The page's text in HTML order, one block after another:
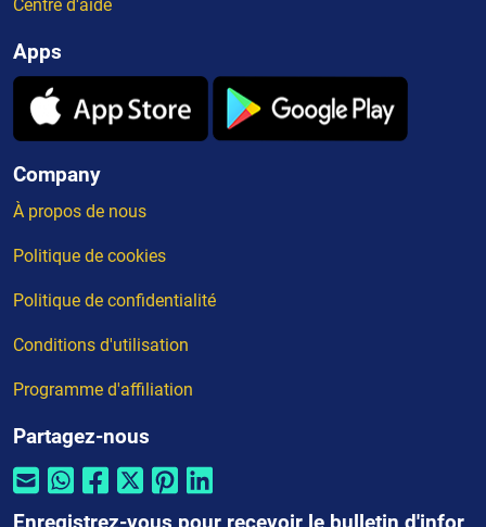
Centre d'aide
Apps
Company
À propos de nous
Politique de cookies
Politique de confidentialité
Conditions d'utilisation
Programme d'affiliation
Partagez-nous
Enregistrez-vous pour recevoir le bulletin d'infor